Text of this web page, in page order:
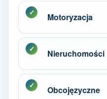
Motoryzacja
Nieruchomości
Obcojęzyczne